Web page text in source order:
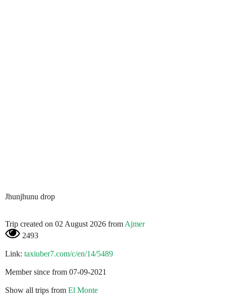
Jhunjhunu drop
Trip created on 02 August 2026 from Ajmer
2493
Link: taxiuber7.com/c/en/14/5489
Member since from 07-09-2021
Show all trips from El Monte